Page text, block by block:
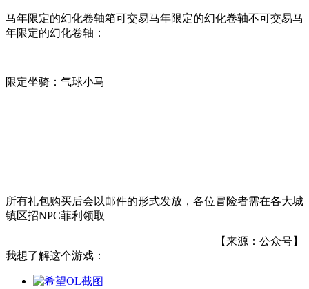
马年限定的幻化卷轴箱可交易马年限定的幻化卷轴不可交易马
年限定的幻化卷轴：
限定坐骑：气球小马
所有礼包购买后会以邮件的形式发放，各位冒险者需在各大城
镇区招NPC菲利领取
【来源：公众号】
我想了解这个游戏：